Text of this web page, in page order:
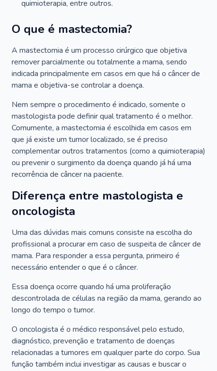
quimioterapia, entre outros.
O que é mastectomia?
A mastectomia é um processo cirúrgico que objetiva
remover parcialmente ou totalmente a mama, sendo
indicada principalmente em casos em que há o câncer de
mama e objetiva-se controlar a doença.
Nem sempre o procedimento é indicado, somente o
mastologista pode definir qual tratamento é o melhor.
Comumente, a mastectomia é escolhida em casos em
que já existe um tumor localizado, se é preciso
complementar outros tratamentos (como a quimioterapia)
ou prevenir o surgimento da doença quando já há uma
recorrência de câncer na paciente.
Diferença entre mastologista e
oncologista
Uma das dúvidas mais comuns consiste na escolha do
profissional a procurar em caso de suspeita de câncer de
mama. Para responder a essa pergunta, primeiro é
necessário entender o que é o câncer.
Essa doença ocorre quando há uma proliferação
descontrolada de células na região da mama, gerando ao
longo do tempo o tumor.
O oncologista é o médico responsável pelo estudo,
diagnóstico, prevenção e tratamento de doenças
relacionadas a tumores em qualquer parte do corpo. Sua
função também inclui investigar as causas e buscar o